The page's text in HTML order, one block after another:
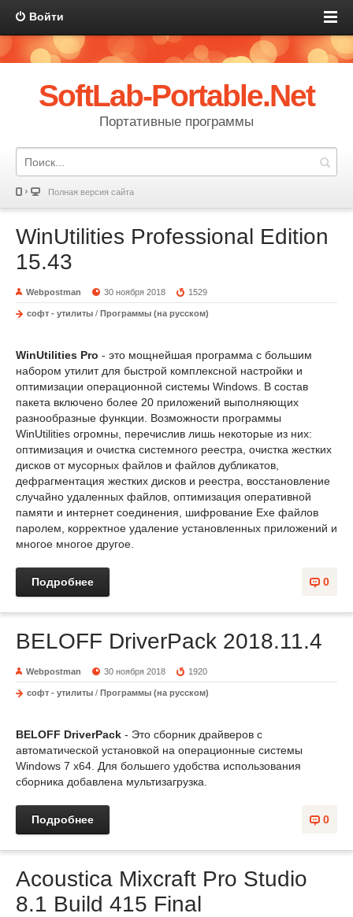
Войти
SoftLab-Portable.Net
Портативные программы
Полная версия сайта
WinUtilities Professional Edition
15.43
Webpostman 30 ноября 2018 1529
софт - утилиты / Программы (на русском)
WinUtilities Pro - это мощнейшая программа с большим
набором утилит для быстрой комплексной настройки и
оптимизации операционной системы Windows. В состав
пакета включено более 20 приложений выполняющих
разнообразные функции. Возможности программы
WinUtilities огромны, перечислив лишь некоторые из них:
оптимизация и очистка системного реестра, очистка жестких
дисков от мусорных файлов и файлов дубликатов,
дефрагментация жестких дисков и реестра, восстановление
случайно удаленных файлов, оптимизация оперативной
памяти и интернет соединения, шифрование Exe файлов
паролем, корректное удаление установленных приложений и
многое многое другое.
0
Подробнее
BELOFF DriverPack 2018.11.4
Webpostman 30 ноября 2018 1920
софт - утилиты / Программы (на русском)
BELOFF DriverPack - Это сборник драйверов с
автоматической установкой на операционные системы
Windows 7 x64. Для большего удобства использования
сборника добавлена мультизагрузка.
0
Подробнее
Acoustica Mixcraft Pro Studio
8.1 Build 415 Final